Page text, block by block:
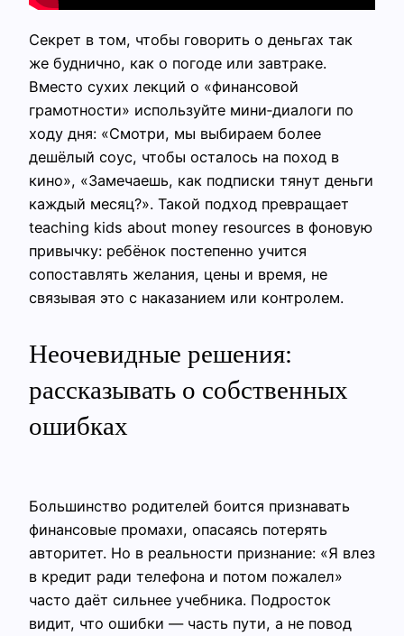
Секрет в том, чтобы говорить о деньгах так
же буднично, как о погоде или завтраке.
Вместо сухих лекций о «финансовой
грамотности» используйте мини‑диалоги по
ходу дня: «Смотри, мы выбираем более
дешёлый соус, чтобы осталось на поход в
кино», «Замечаешь, как подписки тянут деньги
каждый месяц?». Такой подход превращает
teaching kids about money resources в фоновую
привычку: ребёнок постепенно учится
сопоставлять желания, цены и время, не
связывая это с наказанием или контролем.
Неочевидные решения:
рассказывать о собственных
ошибках
Большинство родителей боится признавать
финансовые промахи, опасаясь потерять
авторитет. Но в реальности признание: «Я влез
в кредит ради телефона и потом пожалел»
часто даёт сильнее учебника. Подросток
видит, что ошибки — часть пути, а не повод